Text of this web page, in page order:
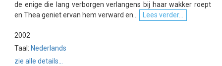
de enige die lang verborgen verlangens bij haar wakker roept
en Thea geniet ervan hem verward en...
Lees verder...
2002
Taal: Nederlands
zie alle details...